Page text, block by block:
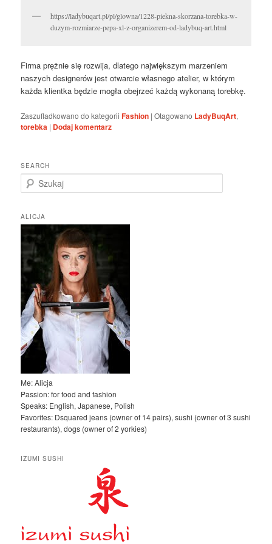
https://ladybuqart.pl/pl/glowna/1228-piekna-skorzana-torebka-w-
duzym-rozmiarze-pepa-xl-z-organizerem-od-ladybuq-art.html
Firma prężnie się rozwija, dlatego największym marzeniem
naszych designerów jest otwarcie własnego atelier, w którym
każda klientka będzie mogła obejrzeć każdą wykonaną torebkę.
Zaszufladkowano do kategorii Fashion |Otagowano LadyBuqArt,
torebka | Dodaj komentarz
SEARCH
z
k
a
ALICJA
Me: Alicja
Passion: for food and fashion
Speaks: English, Japanese, Polish
Favorites: Dsquared jeans (owner of 14 pairs), sushi (owner of 3 sushi
restaurants), dogs (owner of 2 yorkies)
IZUMI SUSHI